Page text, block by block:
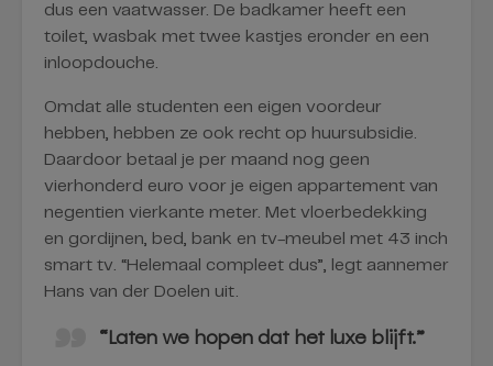
dus een vaatwasser. De badkamer heeft een
toilet, wasbak met twee kastjes eronder en een
inloopdouche.
Omdat alle studenten een eigen voordeur
hebben, hebben ze ook recht op huursubsidie.
Daardoor betaal je per maand nog geen
vierhonderd euro voor je eigen appartement van
negentien vierkante meter. Met vloerbedekking
en gordijnen, bed, bank en tv-meubel met 43 inch
smart tv. “Helemaal compleet dus”, legt aannemer
Hans van der Doelen uit.
“Laten we hopen dat het luxe blijft.”